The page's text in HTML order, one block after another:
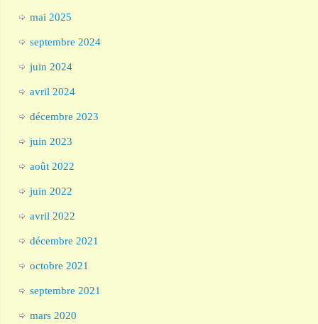
mai 2025
septembre 2024
juin 2024
avril 2024
décembre 2023
juin 2023
août 2022
juin 2022
avril 2022
décembre 2021
octobre 2021
septembre 2021
mars 2020